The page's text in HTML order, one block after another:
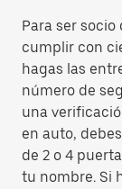
Para ser
cumplir con
hagas las
número de
una
en auto,
de 2 o 4
tu nombre. Si